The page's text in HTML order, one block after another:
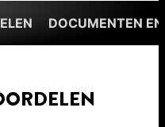
DOCUMENTEN